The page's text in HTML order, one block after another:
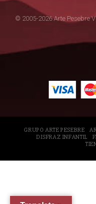
© 2005-2026 Arte Pesebre
GRUPO ARTE PESEBRE
DISFRAZ INFANTIL